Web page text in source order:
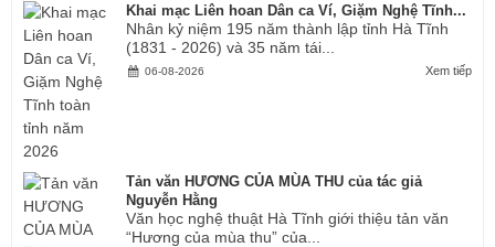
Khai mạc Liên hoan Dân ca Ví, Giặm Nghệ Tĩnh...
Nhân kỷ niệm 195 năm thành lập tỉnh Hà Tĩnh
(1831 - 2026) và 35 năm tái...
Xem tiếp
06-08-2026
Tản văn HƯƠNG CỦA MÙA THU của tác giả
Nguyễn Hằng
Văn học nghệ thuật Hà Tĩnh giới thiệu tản văn
“Hương của mùa thu” của...